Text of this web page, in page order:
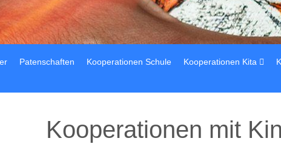
Patenschaften Kooperationen Schule Kooperationen Kita
Kooperationen mit